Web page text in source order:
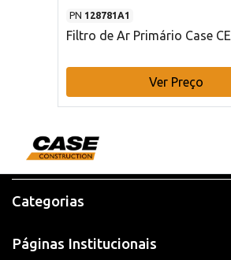
PN 128781A1
Filtro de Ar Primário Case CE
Ver Preço
Categorias
Páginas Institucionais